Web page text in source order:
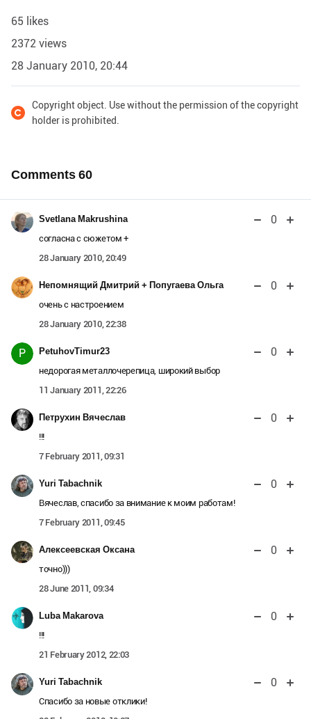
65 likes
2372 views
28 January 2010, 20:44
Copyright object. Use without the permission of the copyright
holder is prohibited.
Comments60
Svetlana Makrushina 0
согласна с сюжетом +
28 January 2010, 20:49
Непомнящий Дмитрий + Попугаева Ольга 0
очень с настроением
28 January 2010, 22:38
P PetuhovTimur23 0
недорогая металлочерепица, широкий выбор
11 January 2011, 22:26
Петрухин Вячеслав 0
!!!
7 February 2011, 09:31
Yuri Tabachnik 0
Вячеслав, спасибо за внимание к моим работам!
7 February 2011, 09:45
Алексеевская Оксана 0
точно)))
28 June 2011, 09:34
Luba Makarova 0
!!!
21 February 2012, 22:03
Yuri Tabachnik 0
Спасибо за новые отклики!